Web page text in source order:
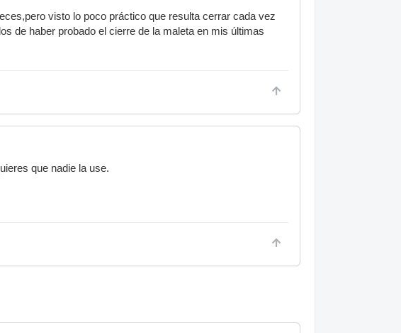
visto lo poco práctico que resulta cerrar cada vez
de haber probado el cierre de la maleta en mis últimas
que nadie la use.